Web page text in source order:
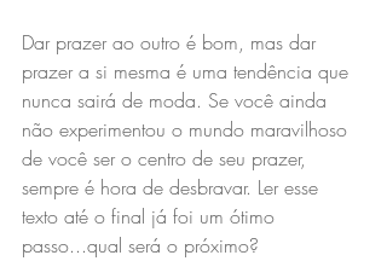
Dar prazer ao outro é bom, mas dar
prazer a si mesma é uma tendência que
nunca sairá de moda. Se você ainda
não experimentou o mundo maravilhoso
de você ser o centro de seu prazer,
sempre é hora de desbravar. Ler esse
texto até o final já foi um ótimo
passo...qual será o próximo?